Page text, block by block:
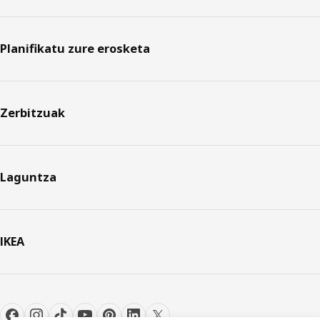
Planifikatu zure erosketa
Zerbitzuak
Laguntza
IKEA